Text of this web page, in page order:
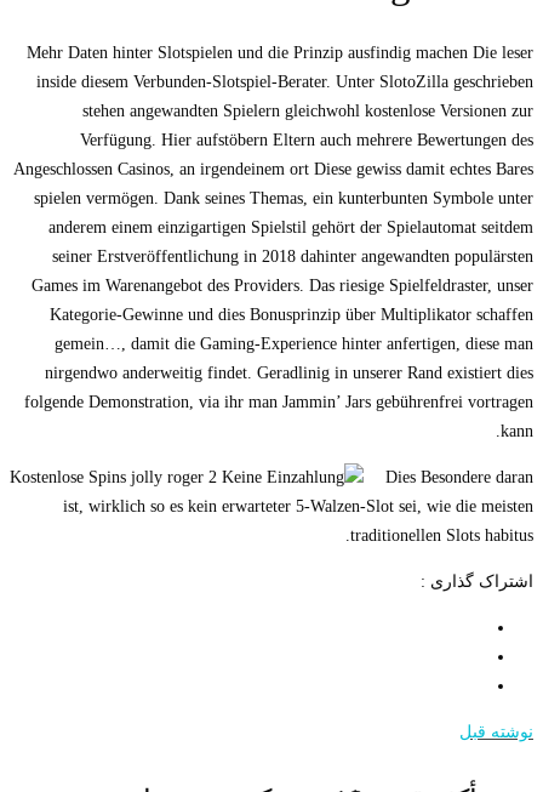
Mehr Daten hinter Slotspielen und die Prinzip ausfindig machen Die leser
inside diesem Verbunden-Slotspiel-Berater. Unter SlotoZilla geschrieben
stehen angewandten Spielern gleichwohl kostenlose Versionen zur
Verfügung. Hier aufstöbern Eltern auch mehrere Bewertungen des
Angeschlossen Casinos, an irgendeinem ort Diese gewiss damit echtes Bares
spielen vermögen. Dank seines Themas, ein kunterbunten Symbole unter
anderem einem einzigartigen Spielstil gehört der Spielautomat seitdem
seiner Erstveröffentlichung in 2018 dahinter angewandten populärsten
Games im Warenangebot des Providers. Das riesige Spielfeldraster, unser
Kategorie-Gewinne und dies Bonusprinzip über Multiplikator schaffen
gemein…, damit die Gaming-Experience hinter anfertigen, diese man
nirgendwo anderweitig findet. Geradlinig in unserer Rand existiert dies
folgende Demonstration, via ihr man Jammin’ Jars gebührenfrei vortragen
kann.
Dies Besondere daran
ist, wirklich so es kein erwarteter 5-Walzen-Slot sei, wie die meisten
traditionellen Slots habitus.
اشتراک گذاری :
نوشته قبل